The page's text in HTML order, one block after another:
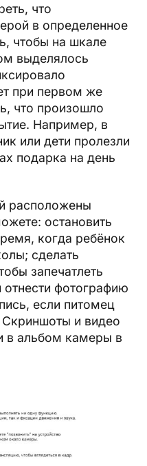
что
в определенное
чтобы на шкале
выделялось
при первом же
что произошло
Например, в
или дети пролезли
подарка на день
расположены
остановить
когда ребёнок
сделать
запечатлеть
фотографию
если питомец
и видео
в альбом камеры в